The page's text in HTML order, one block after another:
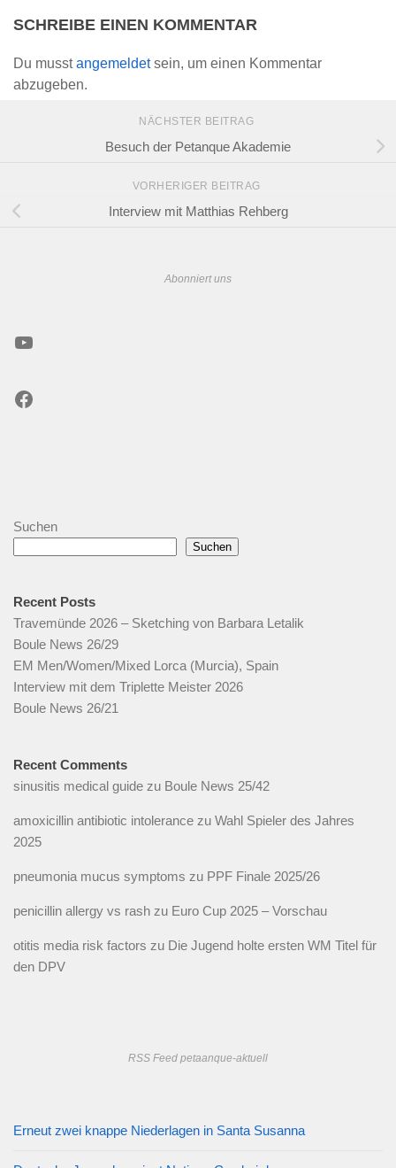
SCHREIBE EINEN KOMMENTAR
Du musstangemeldetsein, um einen Kommentar
abzugeben.
NÄCHSTER BEITRAG
Besuch der Petanque Akademie
VORHERIGER BEITRAG
Interview mit Matthias Rehberg
Abonniert uns
YouTube
Facebook
Suchen
Suchen
Recent Posts
Travemünde 2026 – Sketching von Barbara Letalik
Boule News 26/29
EM Men/Women/Mixed Lorca (Murcia), Spain
Interview mit dem Triplette Meister 2026
Boule News 26/21
Recent Comments
sinusitis medical guide zu Boule News 25/42
amoxicillin antibiotic intolerance zu Wahl Spieler des Jahres
2025
pneumonia mucus symptoms zu PPF Finale 2025/26
penicillin allergy vs rash zu Euro Cup 2025 – Vorschau
otitis media risk factors zu Die Jugend holte ersten WM Titel für
den DPV
RSS Feed petaanque-aktuell
Erneut zwei knappe Niederlagen in Santa Susanna